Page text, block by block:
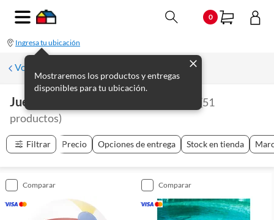
0
Ingresa tu ubicación
Mostraremos los productos y entregas
disponibles para tu ubicación.
Volver a Piscinas y Mantenimiento
Juegos Inflables Y Juegos De Playa (51
productos)
Filtrar Precio Opciones de entrega Stock en tienda
comparar comparar